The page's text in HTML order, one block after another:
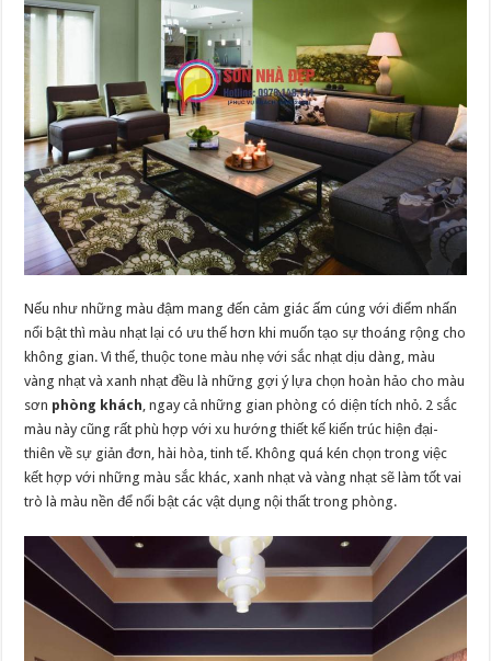
Nếu như những màu đậm mang đến cảm giác ấm cúng với điểm nhấn
nổi bật thì màu nhạt lại có ưu thế hơn khi muốn tạo sự thoáng rộng cho
không gian. Vì thế, thuộc tone màu nhẹ với sắc nhạt dịu dàng, màu
vàng nhạt và xanh nhạt đều là những gợi ý lựa chọn hoàn hảo cho màu
sơn phòng khách , ngay cả những gian phòng có diện tích nhỏ. 2 sắc
màu này cũng rất phù hợp với xu hướng thiết kế kiến trúc hiện đại-
thiên về sự giản đơn, hài hòa, tinh tế. Không quá kén chọn trong việc
kết hợp với những màu sắc khác, xanh nhạt và vàng nhạt sẽ làm tốt vai
trò là màu nền để nổi bật các vật dụng nội thất trong phòng.